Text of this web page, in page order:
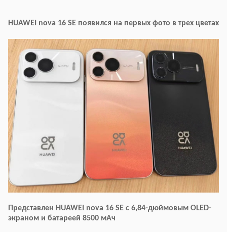
HUAWEI nova 16 SE появился на первых фото в трех цветах
Представлен HUAWEI nova 16 SE с 6,84-дюймовым OLED-
экраном и батареей 8500 мАч